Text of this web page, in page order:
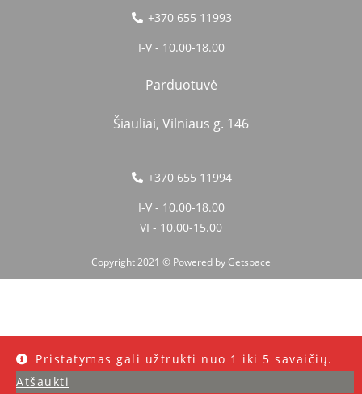
Pristatymas gali užtrukti nuo 1 iki 5 savaičių.
Atšaukti
+370 655 11993
I-V - 10.00-18.00
Parduotuvė
Šiauliai, Vilniaus g. 146
+370 655 11994
I-V - 10.00-18.00
VI - 10.00-15.00
Copyright 2021 © Powered byGetspace